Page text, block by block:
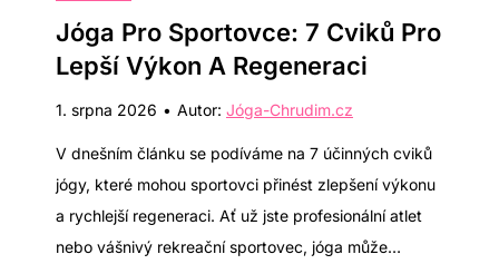
o
n
j
t
e
S
v
š
p
o
l
e
d
s
e
a
v
a
:
Jóga Pro Sportovce: 7 Cviků Pro
Lepší Výkon A Regeneraci
1. srpna 2026 • Autor: Jóga-Chrudim.cz
V dnešním článku se podíváme na 7 účinných cviků
jógy, které mohou sportovci přinést zlepšení výkonu
a rychlejší regeneraci. Ať už jste profesionální atlet
nebo vášnivý rekreační sportovec, jóga může…